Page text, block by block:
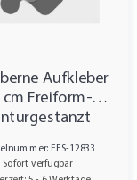
Aufkleber
cm Freiform-
FES-12833
Sofort verfügbar